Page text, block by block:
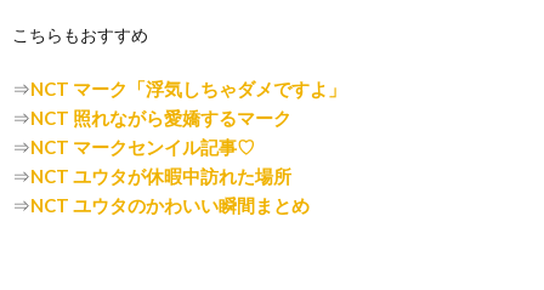
こちらもおすすめ
⇒NCT マーク「浮気しちゃダメですよ」
⇒NCT 照れながら愛嬌するマーク
⇒NCT マークセンイル記事♡
⇒NCT ユウタが休暇中訪れた場所
⇒NCT ユウタのかわいい瞬間まとめ